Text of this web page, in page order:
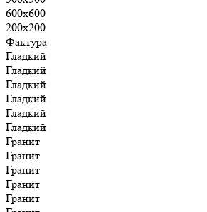
600х600
200х200
Фактура
Гладкий
Гладкий
Гладкий
Гладкий
Гладкий
Гладкий
Гранит
Гранит
Гранит
Гранит
Гранит